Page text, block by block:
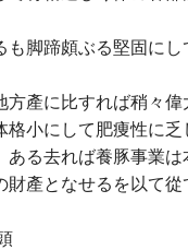
脚蹄頗ぶる堅固に
產に比すれば稍々
小にして肥痩性に
ある去れば養豚事業
產となせるを以て